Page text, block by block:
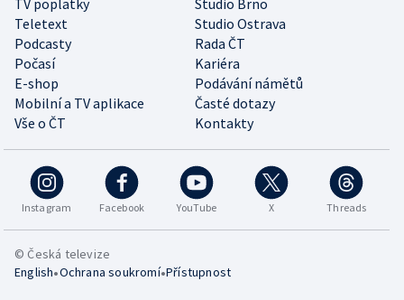
TV poplatky
Studio Brno
Teletext
Studio Ostrava
Podcasty
Rada ČT
Počasí
Kariéra
E-shop
Podávání námětů
Mobilní a TV aplikace
Časté dotazy
Vše o ČT
Kontakty
Instagram Facebook YouTube X Threads
© Česká televize
English•Ochrana soukromí•Přístupnost